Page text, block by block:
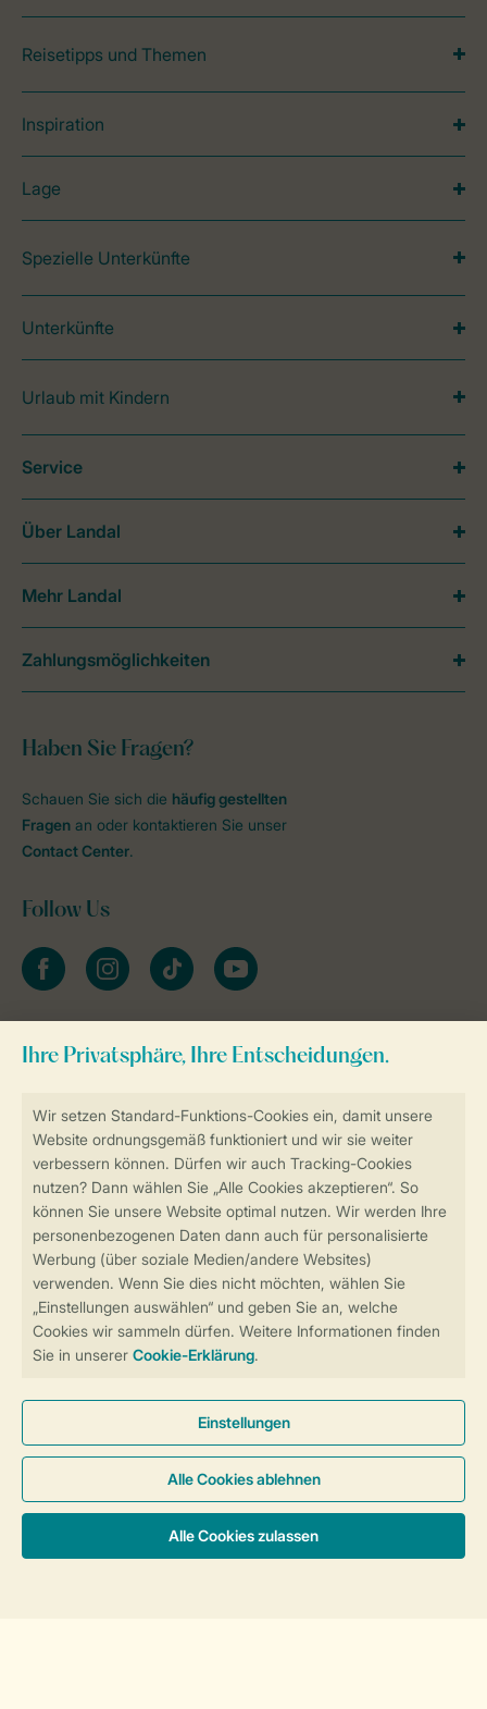
Weitere Informationen und Einstellungen
Sicher und schnell zur Online-Buchung
Sichere Datenübertragung
Sicheres Bezahlen
Reisetipps und Themen
Inspiration
Lage
Spezielle Unterkünfte
Unterkünfte
Urlaub mit Kindern
Haben Sie Fragen?
Schauen Sie sich die häufig gestellten
Fragen an oder kontaktieren Sie unser
Contact Center.
Follow Us
facebookinstagramtiktok youtube
Zum Newsletter anmelden
Service
Über Landal
Mehr Landal
Zahlungsmöglichkeiten